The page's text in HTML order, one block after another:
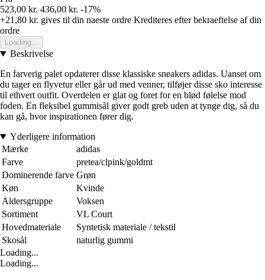
523,00 kr. 436,00 kr. -17%
+21,80 kr. gives til din naeste ordre Krediteres efter bekraeftelse af din
ordre
Loading...
Beskrivelse
En farverig palet opdaterer disse klassiske sneakers adidas. Uanset om
du tager en flyvetur eller går ud med venner, tilføjer disse sko interesse
til ethvert outfit. Overdelen er glat og foret for en blød følelse mod
foden. En fleksibel gummisål giver godt greb uden at tynge dig, så du
kan gå, hvor inspirationen fører dig.
Yderligere information
Mærke
adidas
Farve
pretea/clpink/goldmt
Dominerende farve Grøn
Køn
Kvinde
Aldersgruppe
Voksen
Sortiment
VL Court
Hovedmateriale
Syntetisk materiale / tekstil
Skosål
naturlig gummi
Loading...
Loading...